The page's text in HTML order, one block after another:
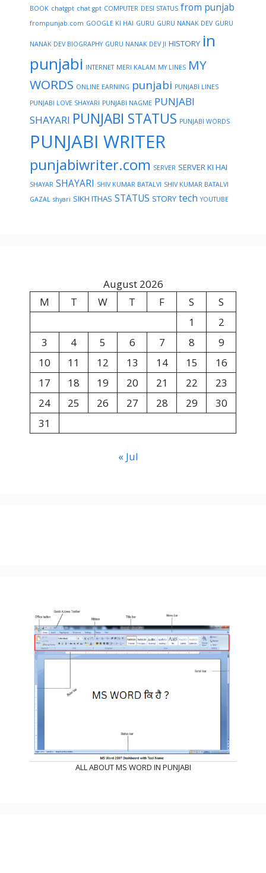
BOOK chatgpt chat gpt COMPUTER DESI STATUS from punjab
frompunjab.com GOOGLE KI HAI GURU GURU NANAK DEV GURU
NANAK DEV BIOGRAPHY GURU NANAK DEV JI HISTORY in
punjabi INTERNET MERI KALAM MY LINES MY
WORDS ONLINE EARNING punjabi PUNJABI LINES
PUNJABI LOVE SHAYARI PUNJABI NAGME PUNJABI
SHAYARI PUNJABI STATUS PUNJABI WORDS
PUNJABI WRITER
punjabiwriter.com SERVER SERVER KI HAI
SHAYAR SHAYARI SHIV KUMAR BATALVI SHIV KUMAR BATALVI
GAZAL shyari SIKH ITHAS STATUS STORY tech YOUTUBE
August 2026
M
T W T F S
S
1
2
3
4 5 6 7 8
9
10
11 12 13 14 15
16
17
18 19 20 21 22
23
24
25 26 27 28 29
30
31
« Jul
ALL ABOUT MS WORD IN PUNJABI